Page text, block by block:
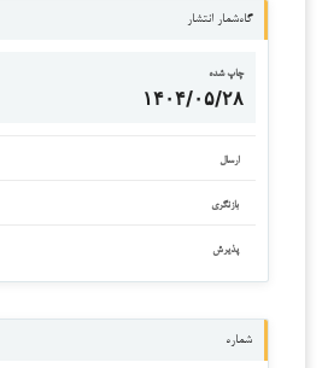
گاه‌شمار انتشار
چاپ شده
۱۴۰۴/۰۵/۲۸
ارسال
بازنگری
پذیرش
شماره